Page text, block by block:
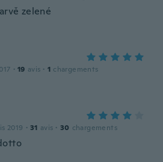
zelené
· 19 avis · 1 chargements
2019 · 31 avis · 30 chargements